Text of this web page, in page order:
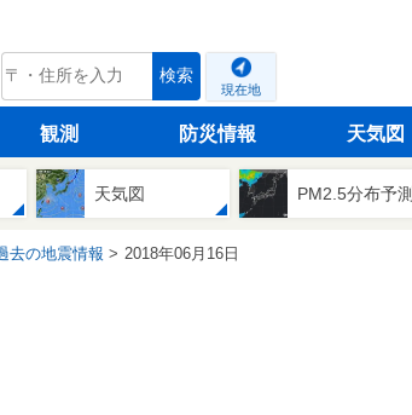
tenki.jp 検索
現在地
観測 防災情報 天気図
天気図 PM2.5分布予測
去の地震情報 2018年06月16日